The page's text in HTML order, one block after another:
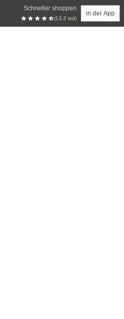
Schneller shoppen
(13.2 tsd)
in der App